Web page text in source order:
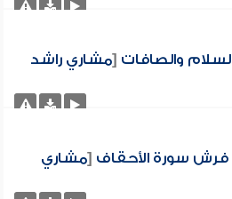
والصافات [مشاري راشد
سورة الأحقاف [مشاري